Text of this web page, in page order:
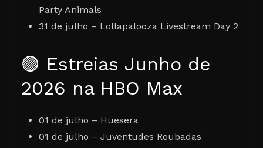
Party Animals
31 de julho – Lollapalooza Livestream Day 2
🟣 Estreias Junho de
2026 na HBO Max
01 de julho – Huesera
01 de julho – Juventudes Roubadas